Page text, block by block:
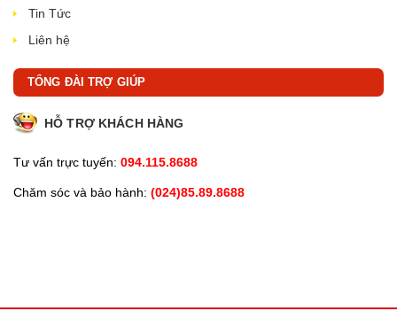
Tin Tức
Liên hệ
TỔNG ĐÀI TRỢ GIÚP
HỖ TRỢ KHÁCH HÀNG
Tư vấn trực tuyến: 094.115.8688
Chăm sóc và bảo hành: (024)85.89.8688